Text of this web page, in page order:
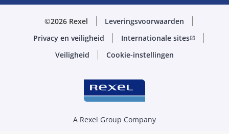
©2026 Rexel
Leveringsvoorwaarden
Privacy en veiligheid
Internationale sitesopen_in_new
Veiligheid Cookie-instellingen
A Rexel Group Company